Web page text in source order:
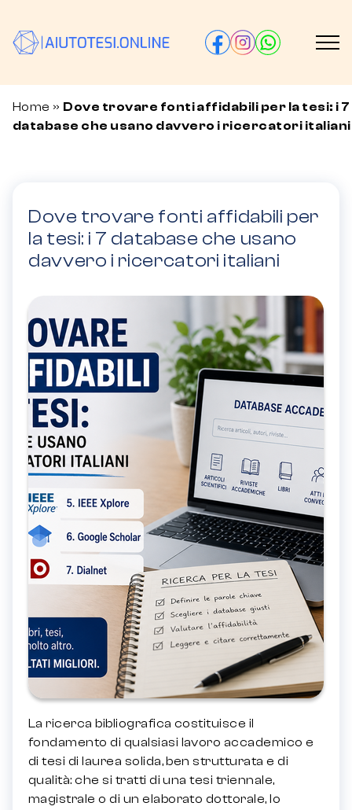
Home » Dove trovare fonti affidabili per la tesi: i 7
database che usano davvero i ricercatori italiani
Dove trovare fonti affidabili per
la tesi: i 7 database che usano
davvero i ricercatori italiani
La ricerca bibliografica costituisce il
fondamento di qualsiasi lavoro accademico e
di tesi di laurea solida, ben strutturata e di
qualità: che si tratti di una tesi triennale,
magistrale o di un elaborato dottorale, lo